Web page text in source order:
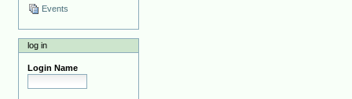
Events
log in
Login Name